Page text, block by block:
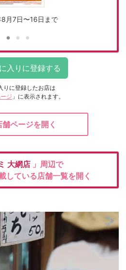
月7日〜16日まで
りに登録したお店は
ジ 」に表示されます。
ページを開く
大網店 」周辺で
している店舗一覧を開く